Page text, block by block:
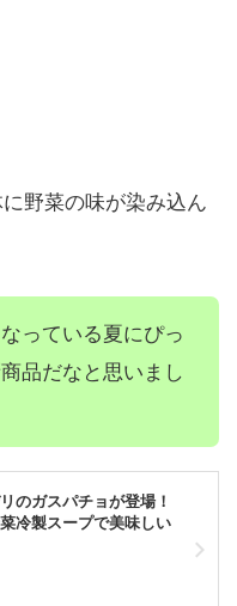
野菜の味が染み込ん
っている夏にぴっ
品だなと思いまし
のガスパチョが登場！
冷製スープで美味しい